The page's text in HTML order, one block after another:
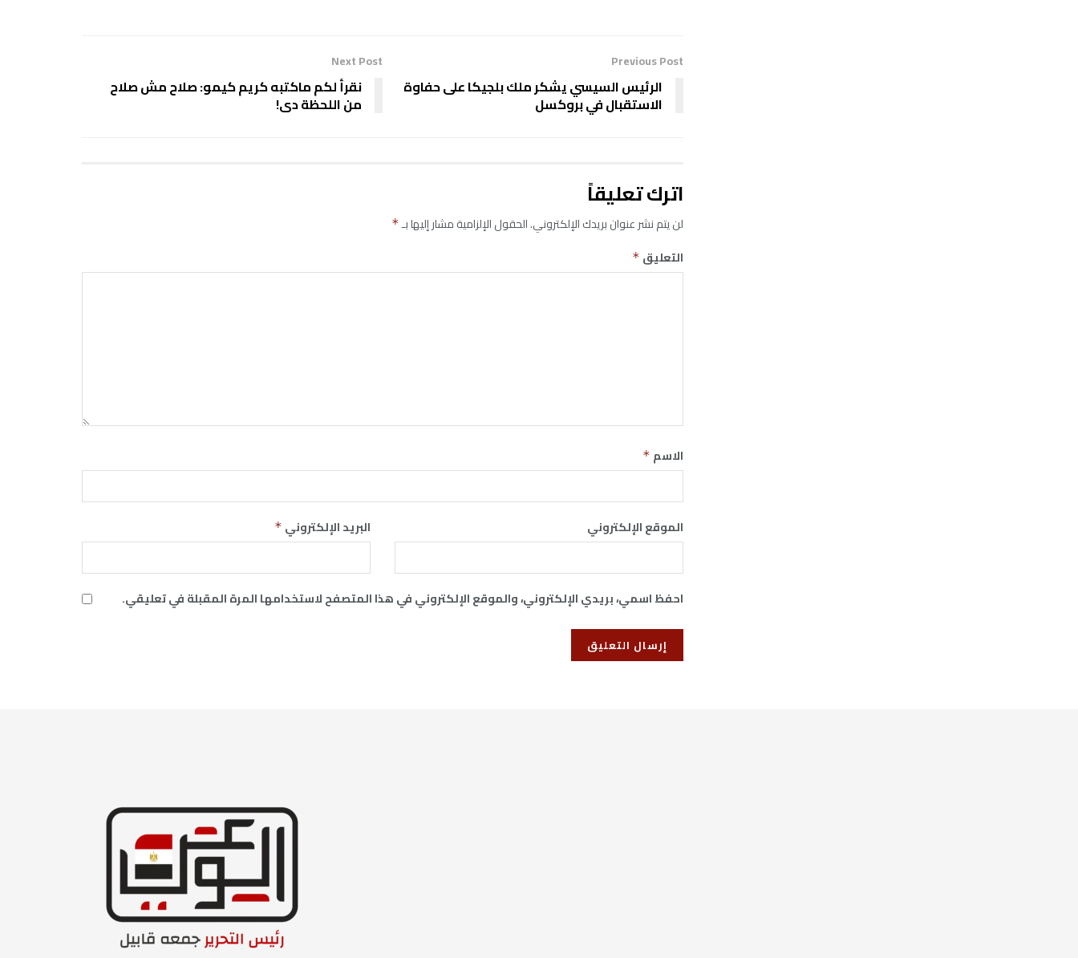
Previous Post
الرئيس السيسي يشكر ملك بلجيكا على حفاوة
الاستقبال في بروكسل
Next Post
نقرأ لكم ماكتبه كريم كيمو: صلاح مش صلاح
من اللحظة دى!
اترك تعليقاً
لن يتم نشر عنوان بريدك الإلكتروني.الحقول الإلزامية مشار إليها بـ*
التعليق *
الاسم *
البريد الإلكتروني * الموقع الإلكتروني
احفظ اسمي، بريدي الإلكتروني، والموقع الإلكتروني في هذا المتصفح لاستخدامها المرة المقبلة في تعليقي.